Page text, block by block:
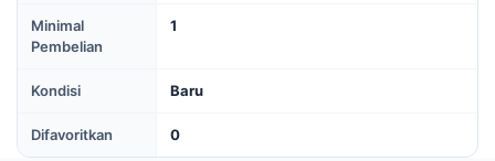
Minimal
Pembelian
1
Kondisi Baru
Difavoritkan 0